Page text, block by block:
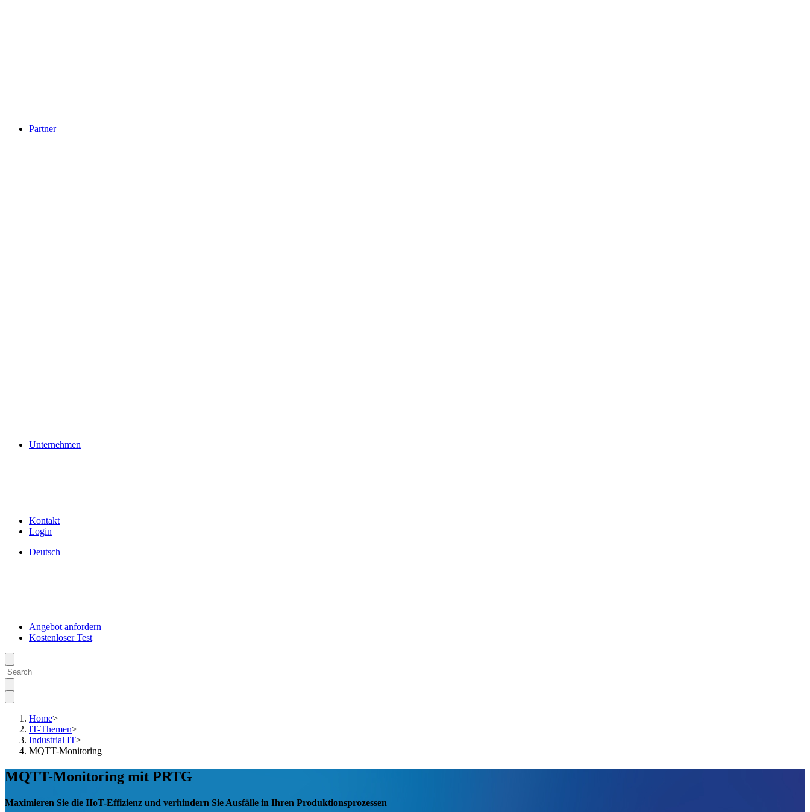
Partner
Unternehmen
Kontakt
Login
Deutsch
Angebot anfordern
Kostenloser Test
Home>
IT-Themen>
Industrial IT>
MQTT-Monitoring
MQTT-Monitoring mit PRTG
Maximieren Sie die IIoT-Effizienz und verhindern Sie Ausfälle in Ihren Produktionsprozessen